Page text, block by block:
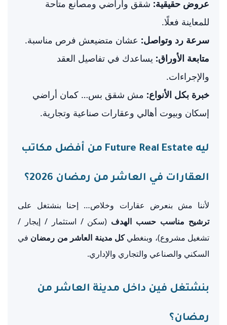
عروض حقيقية: شقق وأراضي ومصانع متاحة
للمعاينة فعلًا.
سرعة رد وتواصل: عشان متضيعش فرص مناسبة.
متابعة الأوراق: يساعدك في تفاصيل العقد
والإجراءات.
خبرة بكل الأنواع: مش شقق بس… كمان أراضي
إسكان وبيوت أهالي وعقارات صناعية وتجارية.
ليه Future Real Estate من أفضل مكاتب
العقارات في العاشر من رمضان 2026؟
لأننا مش بنعرض عقارات وخلاص… إحنا بنشتغل على
ترشيح مناسب حسب الهدف (سكن / استثمار / إيجار /
تشغيل مشروع)، وبنغطيكل مدينة العاشر من رمضان في
السكني والصناعي والتجاري والإداري.
بنشتغل فين داخل مدينة العاشر من
رمضان؟